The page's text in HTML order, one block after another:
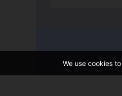
We use cookies